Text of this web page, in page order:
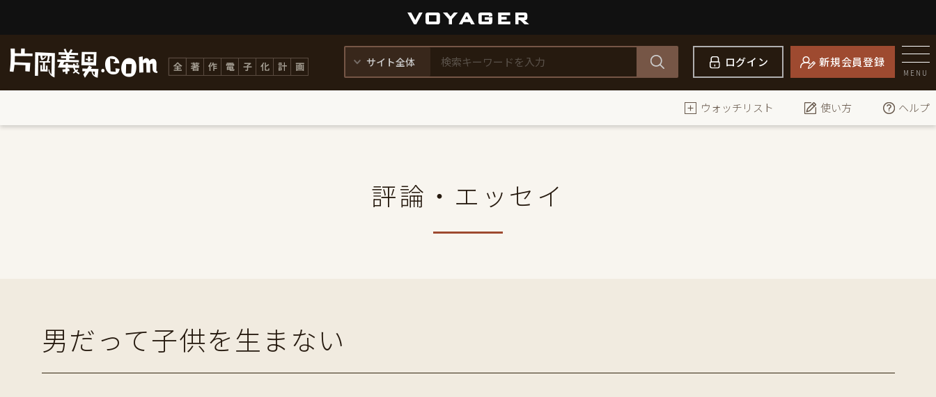
ログイン 新規会員登録
MENU
ウォッチリスト 使い方 ヘルプ
評論・エッセイ
男だって子供を生まない